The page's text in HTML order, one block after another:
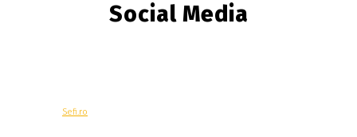
Social Media
Sefi.ro